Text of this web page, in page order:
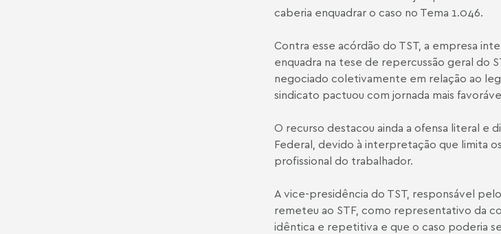
caberia enquadrar o caso no Tema 1.046.
Contra esse acórdão do TST, a empresa
enquadra na tese de repercussão geral do
negociado coletivamente em relação ao
sindicato pactuou com jornada mais
O recurso destacou ainda a ofensa literal e
Federal, devido à interpretação que limita
profissional do trabalhador.
A vice-presidência do TST, responsável
remeteu ao STF, como representativo da
idêntica e repetitiva e que o caso poderia